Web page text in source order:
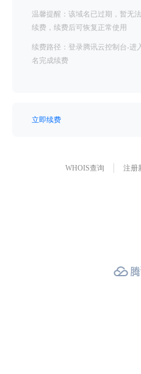
温馨提醒：该域名已过期，暂无
续费，续费后可恢复正常使用
续费路径：登录腾讯云控制台-进
名完成续费
立即续费
WHOIS查询 注册